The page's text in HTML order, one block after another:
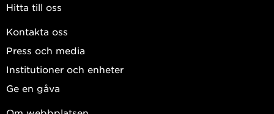
Hitta till oss
Kontakta oss
Press och media
Institutioner och enheter
Ge en gåva